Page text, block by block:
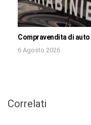
Compravendita di
6 Agosto 2026
Correlati